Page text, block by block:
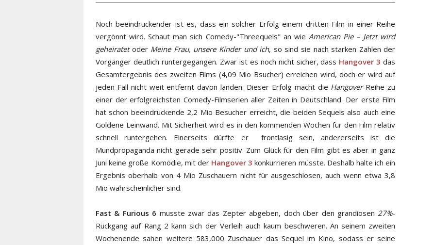
Noch beeindruckender ist es, dass ein solcher Erfolg einem dritten Film in einer Reihe
vergönnt wird. Schaut man sich Comedy-"Threequels" an wie American Pie – Jetzt wird
geheiratetoder Meine Frau, unsere Kinder und ich, so sind sie nach starken Zahlen der
Vorgänger deutlich runtergegangen. Zwar ist es noch nicht sicher, dass Hangover 3 das
Gesamtergebnis des zweiten Films (4,09 Mio Bsucher) erreichen wird, doch er wird auf
jeden Fall nicht weit entfernt davon landen. Dieser Erfolg macht die Hangover-Reihe zu
einer der erfolgreichsten Comedy-Filmserien aller Zeiten in Deutschland. Der erste Film
hat schon beeindruckende 2,2 Mio Besucher erreicht, die beiden Sequels also auch eine
Goldene Leinwand. Mit Sicherheit wird es in den kommenden Wochen für den Film relativ
schnell runtergehen. Einerseits dürfte er frontlasig sein, andererseits ist die
Mundpropaganda nicht gerade sehr positiv. Zum Glück für den Film gibt es aber in ganz
Juni keine große Komödie, mit der Hangover 3 konkurrieren müsste. Deshalb halte ich ein
Ergebnis oberhalb von 4 Mio Zuschauern nicht für ausgeschlosen, auch wenn etwa 3,8
Mio wahrscheinlicher sind.
Fast & Furious 6 musste zwar das Zepter abgeben, doch über den grandiosen 27%-
Rückgang auf Rang 2 kann sich der Verleih auch kaum beschweren. An seinem zweiten
Wochenende sahen weitere 583,000 Zuschauer das Sequel im Kino, sodass er seine